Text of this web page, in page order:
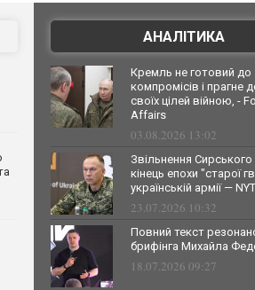
АНАЛІТИКА
Кремль не готовий до
компромісів і прагне
своїх цілей війною, -
Affairs
03.08.2026 13:02
Звільнення
кінець епохи "старої
українській армії — NYT
23.07.2026 10:32
Повний текст
брифінга Михайла
18.07.2026 09:27